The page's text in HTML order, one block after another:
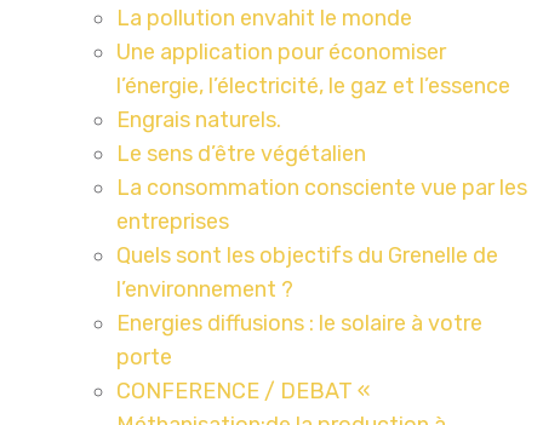
La pollution envahit le monde
Une application pour économiser
l’énergie, l’électricité, le gaz et l’essence
Engrais naturels.
Le sens d’être végétalien
La consommation consciente vue par les
entreprises
Quels sont les objectifs du Grenelle de
l’environnement ?
Energies diffusions : le solaire à votre
porte
CONFERENCE / DEBAT «